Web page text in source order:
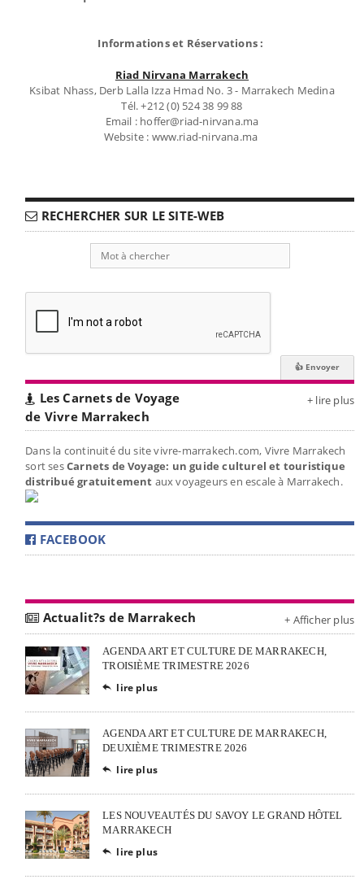
Informations et Réservations :
Riad Nirvana Marrakech
Ksibat Nhass, Derb Lalla Izza Hmad No. 3 - Marrakech Medina
Tél. +212 (0) 524 38 99 88
Email : hoffer@riad-nirvana.ma
Website : www.riad-nirvana.ma
RECHERCHER SUR LE SITE-WEB
Les Carnets de Voyage
de Vivre Marrakech
+ lire plus
Dans la continuité du site vivre-marrakech.com, Vivre Marrakech
sort sesCarnets de Voyage: un guide culturel et touristique
distribué gratuitement aux voyageurs en escale à Marrakech.
FACEBOOK
Actualit?s de Marrakech + Afficher plus
AGENDA ART ET CULTURE DE MARRAKECH,
TROISIÈME TRIMESTRE 2026
 lire plus
AGENDA ART ET CULTURE DE MARRAKECH,
DEUXIÈME TRIMESTRE 2026
 lire plus
LES NOUVEAUTÉS DU SAVOY LE GRAND HÔTEL
MARRAKECH
 lire plus